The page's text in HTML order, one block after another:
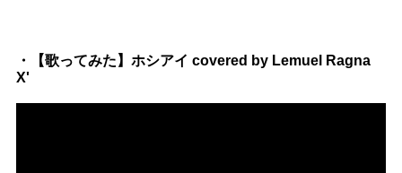
・【歌ってみた】ホシアイ covered by Lemuel Ragna
X'